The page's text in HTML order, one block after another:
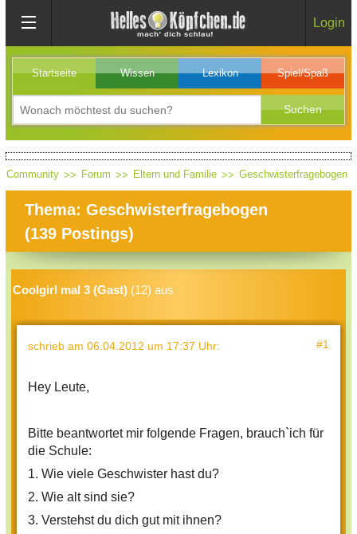
Login
Startseite Wissen Lexikon Spiel/Spaß
Community Forum Eltern und Familie Geschwisterfragebogen
Thema: Geschwisterfragebogen
(139 Postings)
Coolgirl mal 3 (Gast) (12) aus
schrieb am 06.04.2012 um 17:37 Uhr: #1
Hey Leute,
Bitte beantwortet mir folgende Fragen, brauch`ich für
die Schule:
1. Wie viele Geschwister hast du?
2. Wie alt sind sie?
3. Verstehst du dich gut mit ihnen?